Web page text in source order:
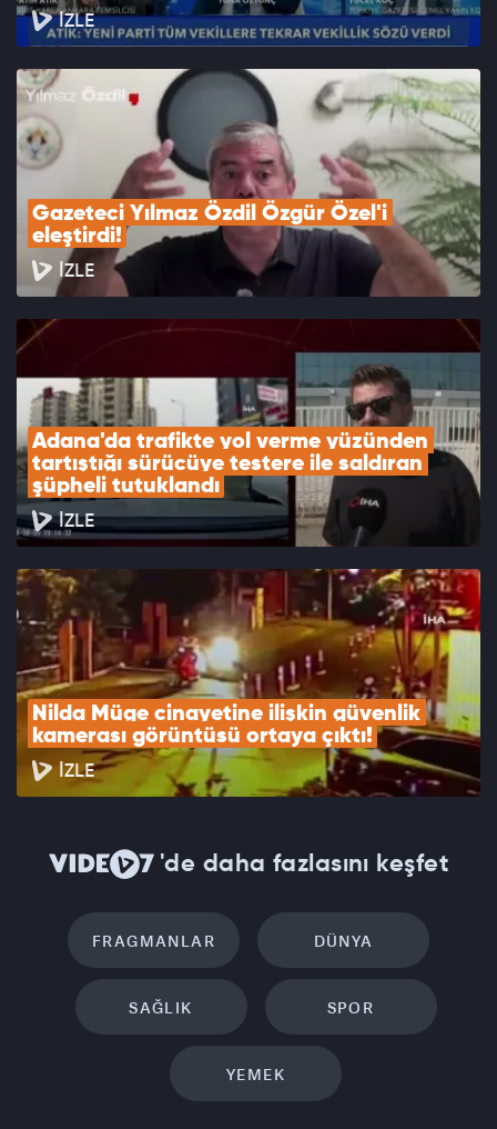
İZLE
Gazeteci Yılmaz Özdil Özgür Özel'i
eleştirdi!
İZLE
Adana'da trafikte yol verme yüzünden
tartıştığı sürücüye testere ile saldıran
şüpheli tutuklandı
İZLE
Nilda Müge cinayetine ilişkin güvenlik
kamerası görüntüsü ortaya çıktı!
İZLE
'de daha fazlasını keşfet
FRAGMANLAR DÜNYA
SAĞLIK SPOR
YEMEK